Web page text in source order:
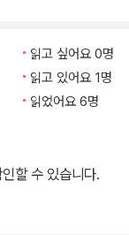
나 볼까요? 다시 시
는 모험 이야기를
모님들이 가슴이
소 부사와 장소 전
배울 수 있다. 한층
셜 포스팀의 영어
읽고 싶어요 0명
읽고 있어요 1명
읽었어요 6명
할 수 있습니다.